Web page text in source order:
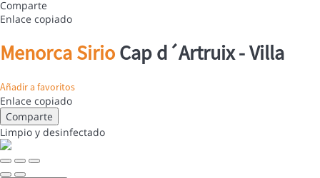
Comparte
Enlace copiado
Menorca SirioCap d´Artruix -Villa
Añadir a favoritos
Enlace copiado
Comparte
Limpio y desinfectado